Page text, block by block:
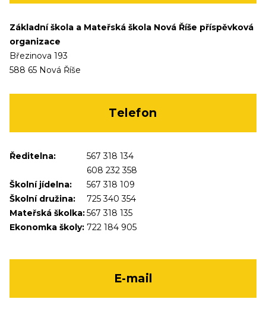
Základní škola a Mateřská škola Nová Říše příspěvková
organizace
Březinova 193
588 65 Nová Říše
Telefon
Ředitelna:
567 318 134
608 232 358
Školní jídelna:
567 318 109
Školní družina:
725 340 354
Mateřská školka:567 318 135
Ekonomka školy: 722 184 905
E-mail